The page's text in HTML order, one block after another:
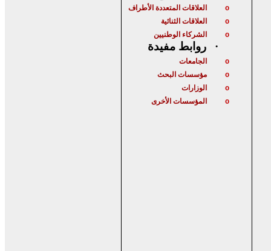
o العلاقات المتعددة الأطراف
o العلاقات الثنائية
o الشركاء الوطنيين
· روابط مفيدة
o الجامعات
o مؤسسات البحث
o الوزارات
o المؤسسات الأخرى